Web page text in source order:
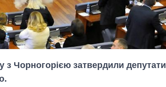
з Чорногорією затвердили депутати